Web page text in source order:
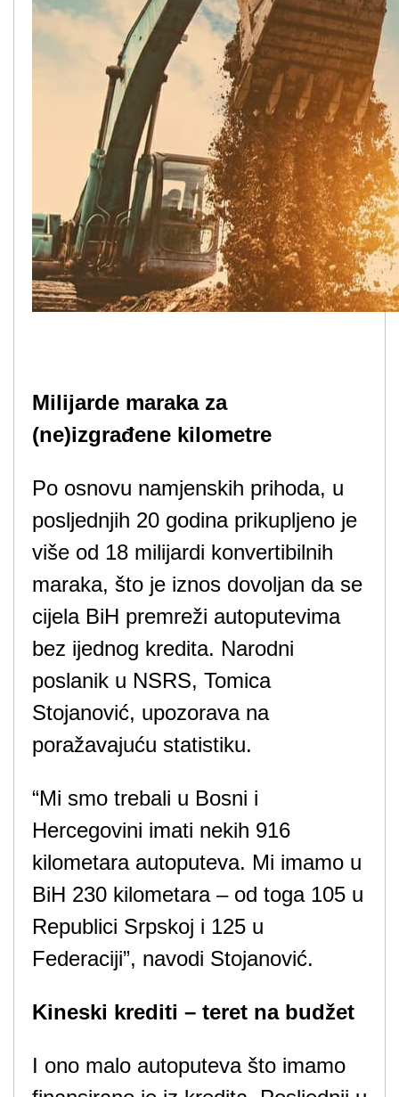
Milijarde maraka za
(ne)izgrađene kilometre
Po osnovu namjenskih prihoda, u
posljednjih 20 godina prikupljeno je
više od 18 milijardi konvertibilnih
maraka, što je iznos dovoljan da se
cijela BiH premreži autoputevima
bez ijednog kredita. Narodni
poslanik u NSRS, Tomica
Stojanović, upozorava na
poražavajuću statistiku.
“Mi smo trebali u Bosni i
Hercegovini imati nekih 916
kilometara autoputeva. Mi imamo u
BiH 230 kilometara – od toga 105 u
Republici Srpskoj i 125 u
Federaciji”, navodi Stojanović.
Kineski krediti – teret na budžet
I ono malo autoputeva što imamo